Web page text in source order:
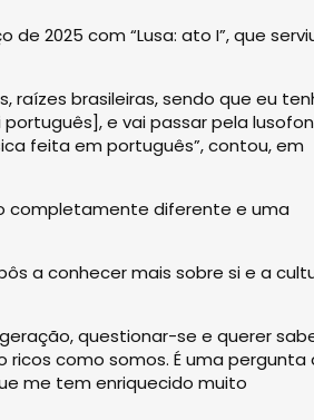
2025 com “Lusa: ato I”, que
raízes brasileiras, sendo que eu
e vai passar pela
feita em português”, contou, em
completamente diferente e uma
a conhecer mais sobre si e a
questionar-se e querer
como somos. É uma pergunta
me tem enriquecido muito